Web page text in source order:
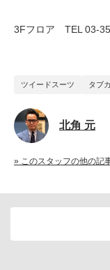
3Fフロア TEL 03-
ツイードスーツ タブ
北角 元
» このスタッフの他の記